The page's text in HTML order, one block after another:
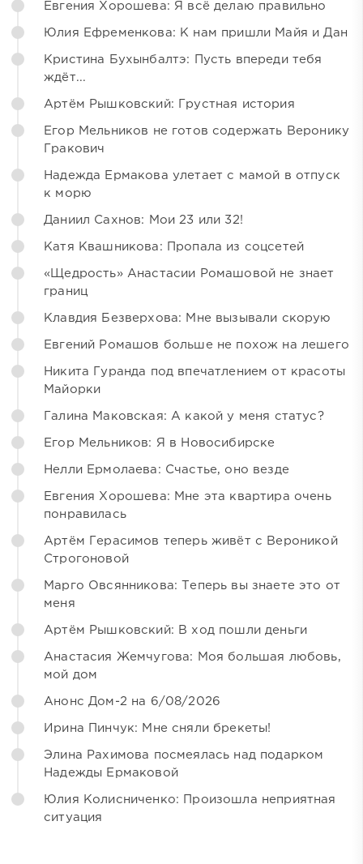
Евгения Хорошева: Я всё делаю правильно
Юлия Ефременкова: К нам пришли Майя и Дан
Кристина Бухынбалтэ: Пусть впереди тебя
ждёт...
Артём Рышковский: Грустная история
Егор Мельников не готов содержать Веронику
Гракович
Надежда Ермакова улетает с мамой в отпуск
к морю
Даниил Сахнов: Мои 23 или 32!
Катя Квашникова: Пропала из соцсетей
«Щедрость» Анастасии Ромашовой не знает
границ
Клавдия Безверхова: Мне вызывали скорую
Евгений Ромашов больше не похож на лешего
Никита Гуранда под впечатлением от красоты
Майорки
Галина Маковская: А какой у меня статус?
Егор Мельников: Я в Новосибирске
Нелли Ермолаева: Счастье, оно везде
Евгения Хорошева: Мне эта квартира очень
понравилась
Артём Герасимов теперь живёт с Вероникой
Строгоновой
Марго Овсянникова: Теперь вы знаете это от
меня
Артём Рышковский: В ход пошли деньги
Анастасия Жемчугова: Моя большая любовь,
мой дом
Анонс Дом-2 на 6/08/2026
Ирина Пинчук: Мне сняли брекеты!
Элина Рахимова посмеялась над подарком
Надежды Ермаковой
Юлия Колисниченко: Произошла неприятная
ситуация